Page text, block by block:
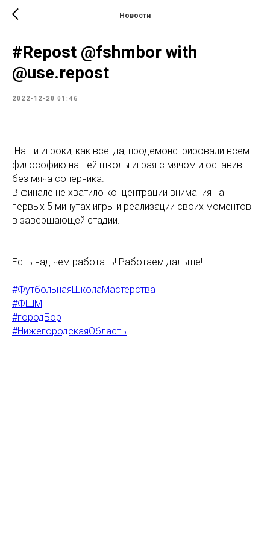
Новости
#Repost @fshmbor with
@use.repost
2022-12-20 01:46
Наши игроки, как всегда, продемонстрировали всем
философию нашей школы играя с мячом и оставив
без мяча соперника.
В финале не хватило концентрации внимания на
первых 5 минутах игры и реализации своих моментов
в завершающей стадии.
Есть над чем работать! Работаем дальше!
#ФутбольнаяШколаМастерства
#ФШМ
#городБор
#НижегородскаяОбласть